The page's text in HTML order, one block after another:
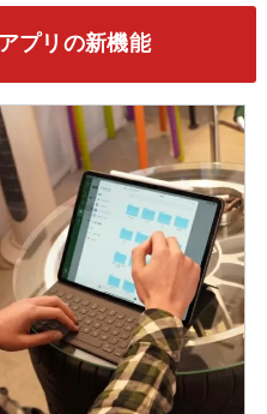
プリの新機能